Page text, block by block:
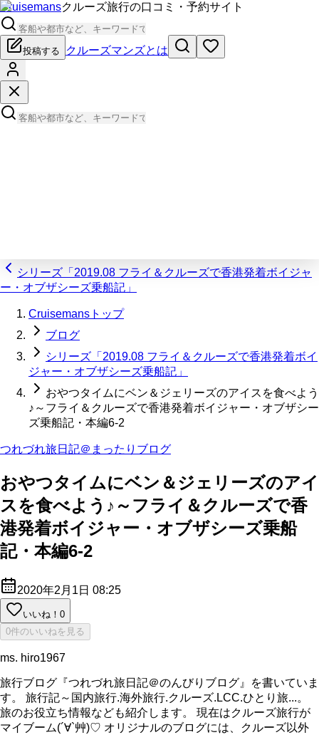
Cruisemansクルーズ旅行の口コミ・予約サイト
投稿する クルーズマンズとは
シリーズ「2019.08 フライ＆クルーズで香港発着ボイジャ
ー・オブザシーズ乗船記」
Cruisemansトップ
ブログ
シリーズ「2019.08 フライ＆クルーズで香港発着ボイ
ジャー・オブザシーズ乗船記」
おやつタイムにベン＆ジェリーズのアイスを食べよう
♪～フライ＆クルーズで香港発着ボイジャー・オブザシー
ズ乗船記・本編6-2
つれづれ旅日記＠まったりブログ
おやつタイムにベン＆ジェリーズのアイ
スを食べよう♪～フライ＆クルーズで香
港発着ボイジャー・オブザシーズ乗船
記・本編6-2
2020年2月1日 08:25
いいね！ 0
0件のいいねを見る
ms. hiro1967
旅行ブログ『つれづれ旅日記＠のんびりブログ』を書いていま
す。 旅行記～国内旅行.海外旅行.クルーズ.LCC.ひとり旅...。
旅のお役立ち情報なども紹介します。 現在はクルーズ旅行が
マイブーム(´∀`艸)♡ オリジナルのブログには、クルーズ以外